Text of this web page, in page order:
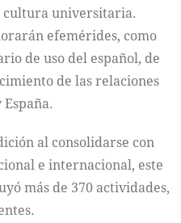
cultura universitaria.
efemérides, como
de uso del español, de
de las relaciones
al consolidarse con
e internacional, este
más de 370 actividades,